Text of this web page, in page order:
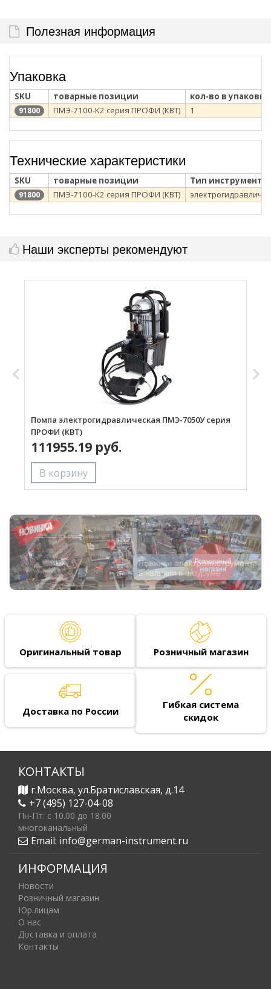
Полезная информация
Упаковка
SKU товарные позиции кол-во в упаковке
91800 ПМЭ-7100-К2 серия ПРОФИ (КВТ) 1
Технические характеристики
SKU товарные позиции Тип инструмента
91800 ПМЭ-7100-К2 серия ПРОФИ (КВТ)
Наши эксперты рекомендуют
Помпа электрогидравлическая ПМЭ-7050У серия
ПРОФИ (КВТ)
111955.19 руб.
Оригинальный товар Розничный магазин
Доставка по России
Гибкая система
скидок
КОНТАКТЫ
г.Москва, ул.Братиславская, д.14
+7 (495) 127-04-08
Пн-Пт: c 10.00 до 18.00
многоканальный
Email: info@german-instrument.ru
ИНФОРМАЦИЯ
Новости
Розничный магазин
Юр.лицам
О нас
Доставка и оплата
Контакты